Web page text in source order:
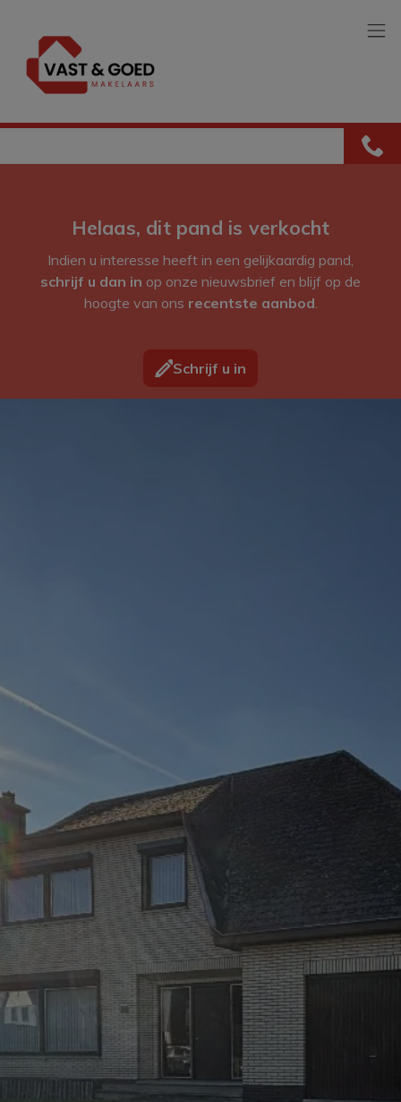
Helaas, dit pand is verkocht
Indien u interesse heeft in een gelijkaardig pand,
schrijf u dan in op onze nieuwsbrief en blijf op de
hoogte van ons recentste aanbod.
Schrijf u in